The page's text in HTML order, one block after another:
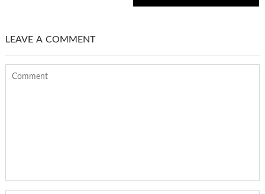
LEAVE A COMMENT